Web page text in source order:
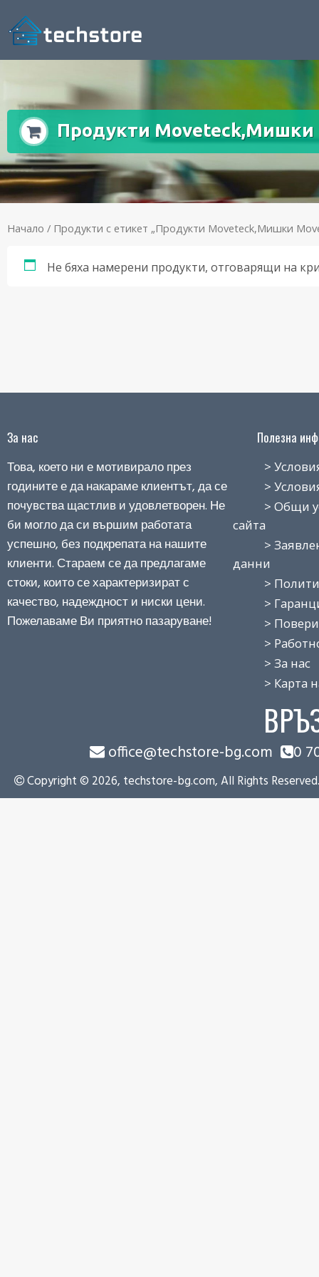
Продукти Moveteck,Мишки
Начало / Продукти с етикет „Продукти Moveteck,Мишки
Не бяха намерени продукти, отговарящи на
За нас
Това, което ни е мотивирало през
годините е да накараме клиентът, да се
почувства щастлив и удовлетворен. Не
би могло да си вършим работата
успешно, без подкрепата на нашите
клиенти. Стараем се да предлагаме
стоки, които се характеризират с
качество, надеждност и ниски цени.
Пожелаваме Ви приятно пазаруване!
Полезна
> Условия
> Условия
> Общи
сайта
>
данни
>
>
>
> Работно
> За нас
> Карта на
office@techstore-bg.com 0
Copyright © 2026, techstore-bg.com, All Rights Reserved.